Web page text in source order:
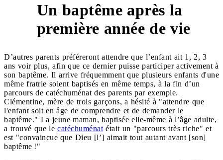
Un baptême après la
première année de vie
D’autres parents préféreront attendre que l’enfant ait 1, 2, 3
ans voir plus, afin que ce dernier puisse participer activement à
son baptême. Il arrive fréquemment que plusieurs enfants d'une
même fratrie soient baptisés en même temps, à la fin d’un
parcours de catéchuménat des parents par exemple.
Clémentine, mère de trois garçons, a hésité à "attendre que
l'enfant soit en âge de comprendre et de demander le
baptême." La jeune maman, baptisée elle-même à l’âge adulte,
a trouvé que le catéchuménat était un "parcours très riche" et
est "convaincue que Dieu [l’] aimait tout autant avant [son]
baptême !"